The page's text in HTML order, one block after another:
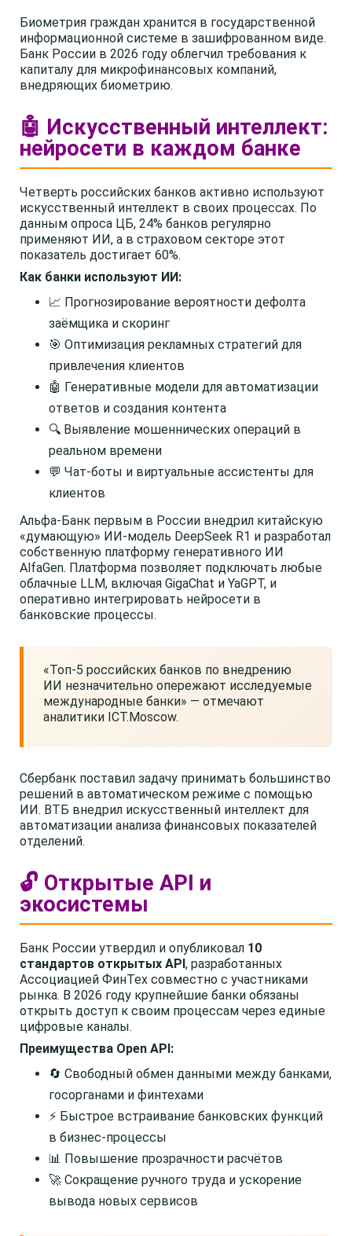
Биометрия граждан хранится в государственной
информационной системе в зашифрованном виде.
Банк России в 2026 году облегчил требования к
капиталу для микрофинансовых компаний,
внедряющих биометрию.
🤖 Искусственный интеллект:
нейросети в каждом банке
Четверть российских банков активно используют
искусственный интеллект в своих процессах. По
данным опроса ЦБ, 24% банков регулярно
применяют ИИ, а в страховом секторе этот
показатель достигает 60%.
Как банки используют ИИ:
📈 Прогнозирование вероятности дефолта
заёмщика и скоринг
🎯 Оптимизация рекламных стратегий для
привлечения клиентов
🤖 Генеративные модели для автоматизации
ответов и создания контента
🔍 Выявление мошеннических операций в
реальном времени
💬 Чат-боты и виртуальные ассистенты для
клиентов
Альфа-Банк первым в России внедрил китайскую
«думающую» ИИ-модель DeepSeek R1 и разработал
собственную платформу генеративного ИИ
AlfaGen. Платформа позволяет подключать любые
облачные LLM, включая GigaChat и YaGPT, и
оперативно интегрировать нейросети в
банковские процессы.
«Топ-5 российских банков по внедрению
ИИ незначительно опережают исследуемые
международные банки» — отмечают
аналитики ICT.Moscow.
Сбербанк поставил задачу принимать большинство
решений в автоматическом режиме с помощью
ИИ. ВТБ внедрил искусственный интеллект для
автоматизации анализа финансовых показателей
отделений.
🔓 Открытые API и
экосистемы
Банк России утвердил и опубликовал 10
стандартов открытых API, разработанных
Ассоциацией ФинТех совместно с участниками
рынка. В 2026 году крупнейшие банки обязаны
открыть доступ к своим процессам через единые
цифровые каналы.
Преимущества Open API:
🔄 Свободный обмен данными между банками,
госорганами и финтехами
⚡ Быстрое встраивание банковских функций
в бизнес-процессы
📊 Повышение прозрачности расчётов
🚀 Сокращение ручного труда и ускорение
вывода новых сервисов